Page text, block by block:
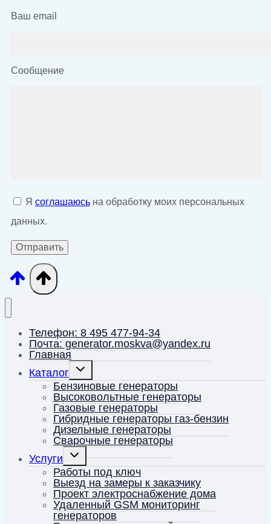
Ваш email
Сообщение
Я соглашаюсь на обработку моих персональных
данных.
Телефон: 8 495 477-94-34
Почта: generator.moskva@yandex.ru
Главная
Каталог
Переключить
дочернее
меню
Бензиновые генераторы
Высоковольтные генераторы
Газовые генераторы
Гибридные генераторы газ-бензин
Дизельные генераторы
Сварочные генераторы
Услуги
Переключить
дочернее
меню
Работы под ключ
Выезд на замеры к заказчику
Проект электроснабжение дома
Удаленный GSM мониторинг
генераторов